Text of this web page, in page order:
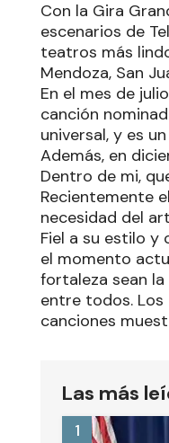
Con la Gira
escenarios de
teatros más
Mendoza, San
En el mes de
canción
universal, y es
Además, en
Dentro de mi,
Recientemente
necesidad del
Fiel a su estilo
el momento
fortaleza sean
entre todos.
canciones
Las más
1